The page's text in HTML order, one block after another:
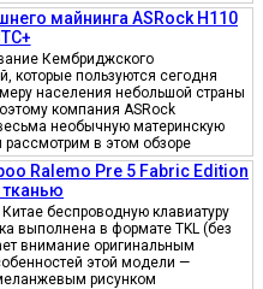
майнинга ASRock H110
Кембриджского
которые пользуются сегодня
населения небольшой страны
компания ASRock
необычную материнскую
рассмотрим в этом обзоре
Ralemo Pre 5 Fabric Edition
тканью
беспроводную клавиатуру
выполнена в формате TKL (без
внимание оригинальным
этой модели —
рисунком